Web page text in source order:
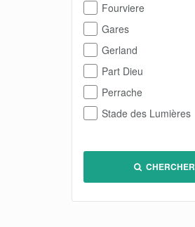
Fourviere
Gares
Gerland
Part Dieu
Perrache
Stade des Lumières
CHERCHER